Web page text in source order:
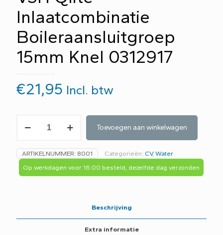
Inlaatcombinatie
Boileraansluitgroep
15mm Knel 0312917
€21,95 Incl. btw
Qlite
Boileraansluitgroep
15mm
Knel
0312917
Toevoegen aan winkelwagen
ARTIKELNUMMER: 8001 Categorieën: CV, Water
Op werkdagen voor 16:00 besteld, dezelfde dag verzonden
Beschrijving
Extra informatie